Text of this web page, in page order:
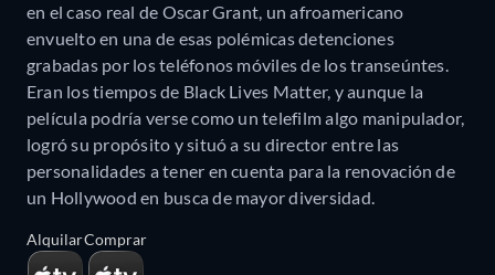
en el caso real de Oscar Grant, un afroamericano
envuelto en una de esas polémicas detenciones
grabadas por los teléfonos móviles de los transeúntes.
Eran los tiempos de Black Lives Matter, y aunque la
película podría verse como un telefilm algo manipulador,
logró su propósito y situó a su director entre las
personalidades a tener en cuenta para la renovación de
un Hollywood en busca de mayor diversidad.
AlquilarComprar